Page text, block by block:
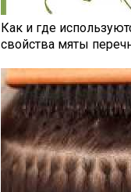
Как и где
свойства мяты